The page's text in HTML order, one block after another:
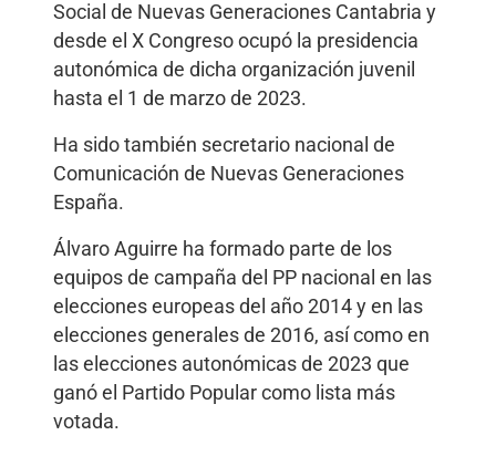
Social de Nuevas Generaciones Cantabria y
desde el X Congreso ocupó la presidencia
autonómica de dicha organización juvenil
hasta el 1 de marzo de 2023.
Ha sido también secretario nacional de
Comunicación de Nuevas Generaciones
España.
Álvaro Aguirre ha formado parte de los
equipos de campaña del PP nacional en las
elecciones europeas del año 2014 y en las
elecciones generales de 2016, así como en
las elecciones autonómicas de 2023 que
ganó el Partido Popular como lista más
votada.